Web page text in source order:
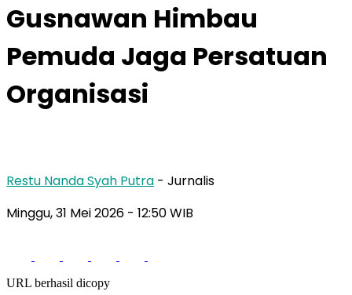
Gusnawan Himbau
Pemuda Jaga Persatuan
Organisasi
Restu Nanda Syah Putra - Jurnalis
Minggu, 31 Mei 2026 - 12:50 WIB
URL berhasil dicopy